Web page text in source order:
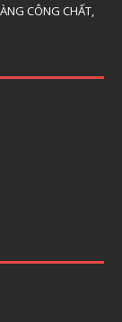
CÔNG CHẤT,